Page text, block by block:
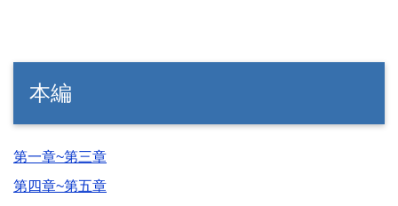
本編
第一章~第三章
第四章~第五章